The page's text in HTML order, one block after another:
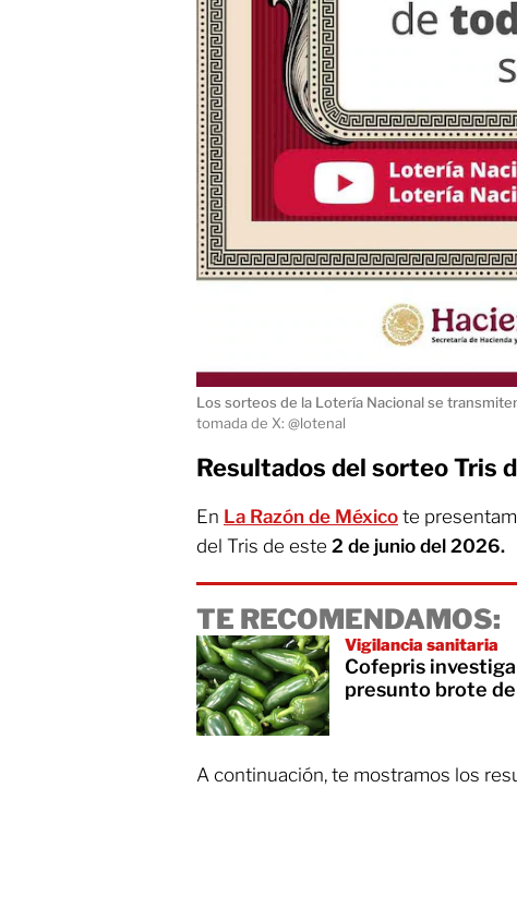
Los sorteos de la Lotería Nacional se
tomada de X: @lotenal
Resultados del sorteo Tris
En La Razón de México te
del Tris de este 2 de junio del 2026.
TE RECOMENDAMOS:
Vigilancia sanitaria
Cofepris
presunto brote
A continuación, te mostramos los